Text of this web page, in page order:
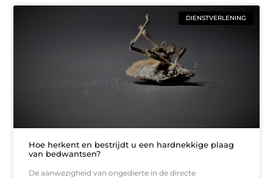
DIENSTVERLENING
Hoe herkent en bestrijdt u een hardnekkige plaag
van bedwantsen?
De aanwezigheid van ongedierte in de directe